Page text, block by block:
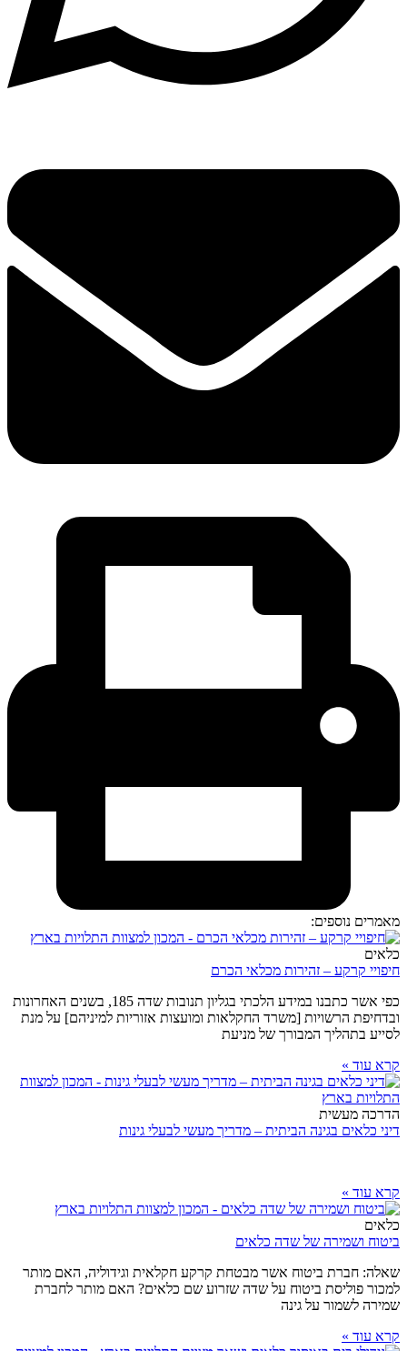
מאמרים נוספים:
כלאים
חיפויי קרקע – זהירות מכלאי הכרם
כפי אשר כתבנו במידע הלכתי בגליון תנובות שדה 185, בשנים האחרונות
ובדחיפת הרשויות [משרד החקלאות ומועצות אזוריות למיניהם] על מנת
לסייע בתהליך המבורך של מניעת
קרא עוד »
הדרכה מעשית
דיני כלאים בגינה הביתית – מדריך מעשי לבעלי גינות
קרא עוד »
כלאים
ביטוח ושמירה של שדה כלאים
שאלה: חברת ביטוח אשר מבטחת קרקע חקלאית וגידוליה, האם מותר
למכור פוליסת ביטוח על שדה שזרוע שם כלאים? האם מותר לחברת
שמירה לשמור על גינה
קרא עוד »